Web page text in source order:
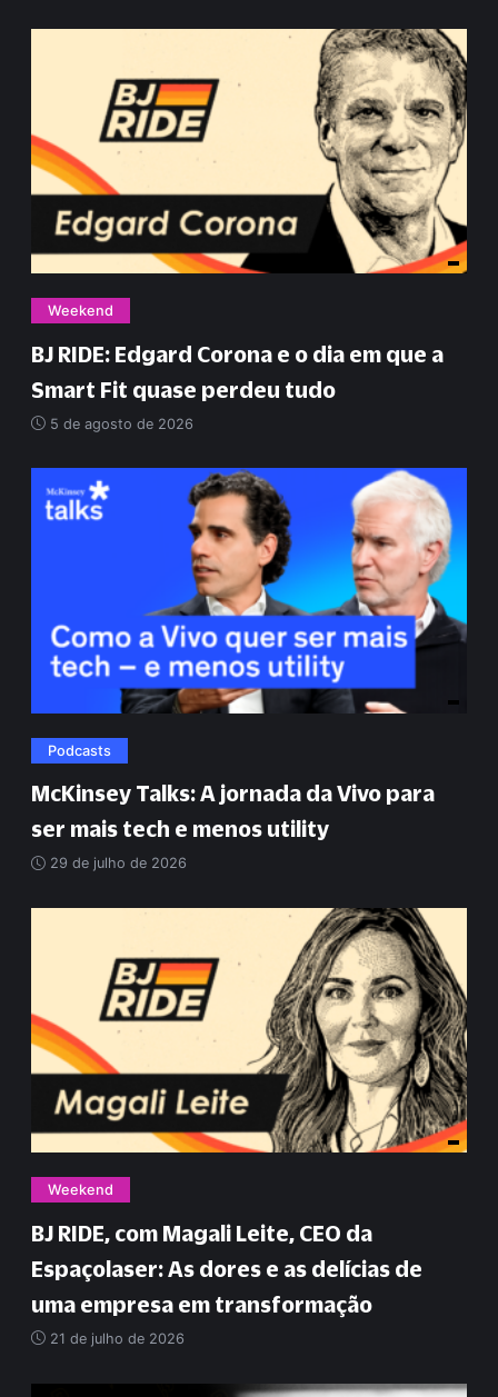
Weekend
BJ RIDE: Edgard Corona e o dia em que a
Smart Fit quase perdeu tudo
5 de agosto de 2026
Podcasts
McKinsey Talks: A jornada da Vivo para
ser mais tech e menos utility
29 de julho de 2026
Weekend
BJ RIDE, com Magali Leite, CEO da
Espaçolaser: As dores e as delícias de
uma empresa em transformação
21 de julho de 2026